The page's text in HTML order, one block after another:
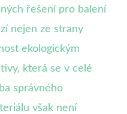
řešení pro balení
nejen ze strany
ekologickým
která se v celé
správného
však není